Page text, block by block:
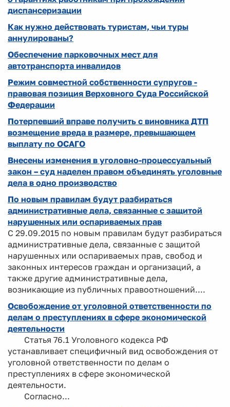
диспансеризации
Как нужно действовать туристам, чьи туры
аннулированы?
Обеспечение парковочных мест для
автотранспорта инвалидов
Режим совместной собственности супругов -
правовая позиция Верховного Суда Российской
Федерации
Потерпевший вправе получить с виновника ДТП
возмещение вреда в размере, превышающем
выплату по ОСАГО
Внесены изменения в уголовно-процессуальный
закон – суд наделен правом объединять уголовные
дела в одно производство
По новым правилам будут разбираться
административные дела, связанные с защитой
нарушенных или оспариваемых прав
С 29.09.2015 по новым правилам будут разбираться
административные дела, связанные с защитой
нарушенных или оспариваемых прав, свобод и
законных интересов граждан и организаций, а
также другие административные дела,
возникающие из публичных правоотношений....
Освобождение от уголовной ответственности по
делам о преступлениях в сфере экономической
деятельности
Статья 76.1 Уголовного кодекса РФ
устанавливает специфичный вид освобождения от
уголовной ответственности по делам о
преступлениях в сфере экономической
деятельности.
Согласно...